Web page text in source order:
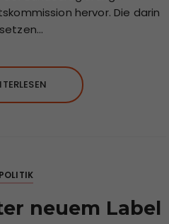
hervor. Die darin
POLITIK
neuem Label